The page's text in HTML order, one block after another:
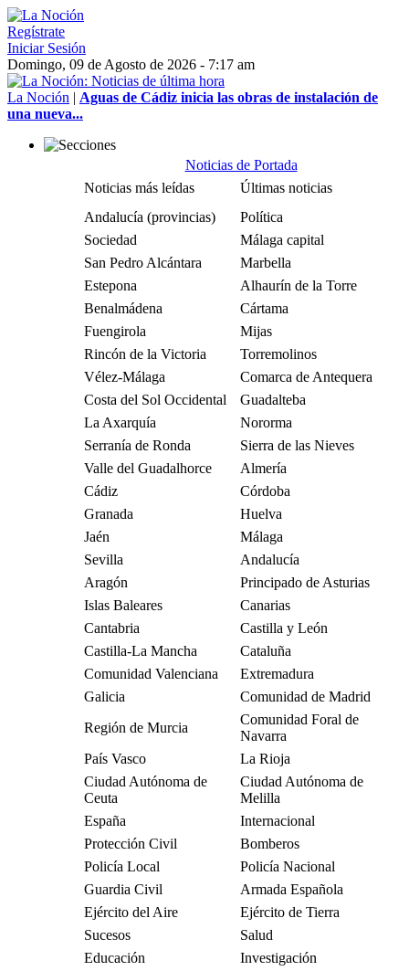
Regístrate
Iniciar Sesión
Domingo, 09 de Agosto de 2026 - 7:17 am
La Noción | Aguas de Cádiz inicia las obras de instalación de
una nueva...
Noticias de Portada
Noticias más leídas
Últimas noticias
Andalucía (provincias)
Política
Sociedad
Málaga capital
San Pedro Alcántara
Marbella
Estepona
Alhaurín de la Torre
Benalmádena
Cártama
Fuengirola
Mijas
Rincón de la Victoria
Torremolinos
Vélez-Málaga
Comarca de Antequera
Costa del Sol Occidental
Guadalteba
La Axarquía
Nororma
Serranía de Ronda
Sierra de las Nieves
Valle del Guadalhorce
Almería
Cádiz
Córdoba
Granada
Huelva
Jaén
Málaga
Sevilla
Andalucía
Aragón
Principado de Asturias
Islas Baleares
Canarias
Cantabria
Castilla y León
Castilla-La Mancha
Cataluña
Comunidad Valenciana
Extremadura
Galicia
Comunidad de Madrid
Región de Murcia
Comunidad Foral de
Navarra
País Vasco
La Rioja
Ciudad Autónoma de
Ceuta
Ciudad Autónoma de
Melilla
España
Internacional
Protección Civil
Bomberos
Policía Local
Policía Nacional
Guardia Civil
Armada Española
Ejército del Aire
Ejército de Tierra
Sucesos
Salud
Educación
Investigación